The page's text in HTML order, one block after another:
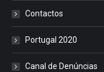
Contactos
Portugal 2020
Canal de Denúncias